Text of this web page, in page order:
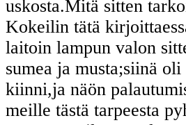
uskosta.Mitä sitten
Kokeilin tätä
laitoin lampun valon
sumea ja musta;siinä
kiinni,ja näön
meille tästä tarpeesta